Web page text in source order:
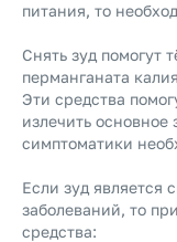
питания, то
Снять зуд помогут
перманганата
Эти средства
излечить основное
симптоматики
Если зуд является
заболеваний, то
средства: